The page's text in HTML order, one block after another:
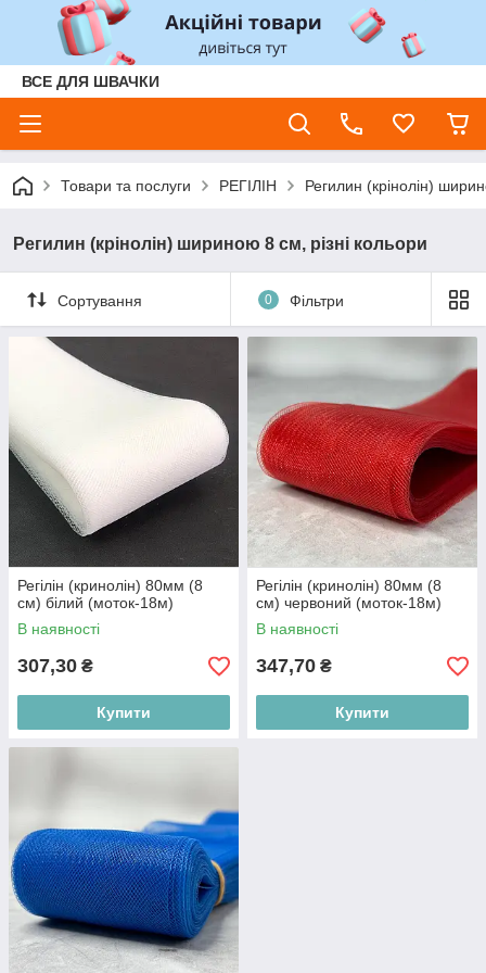
ВСЕ ДЛЯ ШВАЧКИ
Товари та послуги РЕГІЛІН Регилин (крінолін)
Регилин (крінолін) шириною 8 см, різні кольори
Сортування 0 Фільтри
Регілін (кринолін) 80мм (8
см) білий (моток-18м)
В наявності
307,30 ₴
Купити
Регілін (кринолін) 80мм (8
см) червоний (моток-18м)
В наявності
347,70 ₴
Купити